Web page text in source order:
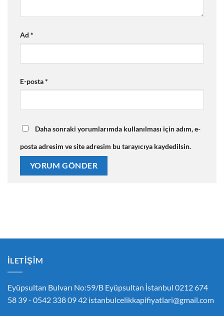
Ad *
E-posta*
Daha sonraki yorumlarımda kullanılması için adım, e-
posta adresim ve site adresim bu tarayıcıya kaydedilsin.
İLETIŞIM
Eyüpsultan Bulvarı No:59/B Eyüpsultan İstanbul 0212 674
58 39 - 0542 338 09 42 istanbulcelikkapifiyatlari@gmail.com